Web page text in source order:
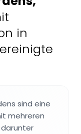
in
sind eine
mehreren